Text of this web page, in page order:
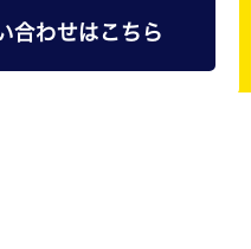
合わせはこちら